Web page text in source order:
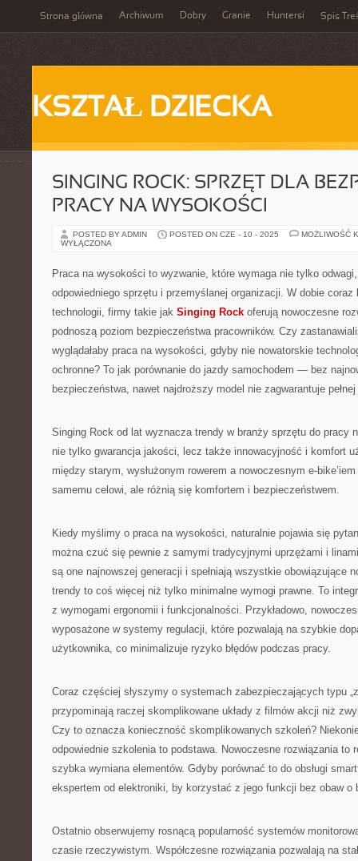
Strona główna Archiwum Dobry Granie Huntersi Spis
KSZTAŁ DZIECKA
SINGING ROCK: SPRZĘT DLA
PRACY NA WYSOKOŚCI
POSTED BY ADMIN POSTED ON CZE - 10 - 2025
MOŻLIWOŚĆ
WYŁĄCZONA
Praca na wysokości to wyzwanie, które wymaga nie tylko
odpowiedniego sprzętu i przemyślanej organizacji. W dobie coraz
technologii, firmy takie jak Singing Rock oferują nowoczesne
podnoszą poziom bezpieczeństwa pracowników. Czy
wyglądałaby praca na wysokości, gdyby nie nowatorskie
ochronne? To jak porównanie do jazdy samochodem — bez
bezpieczeństwa, nawet najdroższy model nie zagwarantuje
Singing Rock od lat wyznacza trendy w branży sprzętu do pracy
nie tylko gwarancja jakości, lecz także innowacyjność i komfort
między starym, wysłużonym rowerem a nowoczesnym e-
samemu celowi, ale różnią się komfortem i bezpieczeństwem.
Kiedy myślimy o praca na wysokości, naturalnie pojawia się
można czuć się pewnie z samymi tradycyjnymi uprzężami i
są one najnowszej generacji i spełniają wszystkie obowiązujące
trendy to coś więcej niż tylko minimalne wymogi prawne. To
z wymogami ergonomii i funkcjonalności. Przykładowo,
wyposażone w systemy regulacji, które pozwalają na szybkie
użytkownika, co minimalizuje ryzyko błędów podczas pracy.
Coraz częściej słyszymy o systemach zabezpieczających typu
przypominają raczej skomplikowane układy z filmów akcji niż
Czy to oznacza konieczność skomplikowanych szkoleń?
odpowiednie szkolenia to podstawa. Nowoczesne rozwiązania to
szybka wymiana elementów. Gdyby porównać to do obsługi
ekspertem od elektroniki, by korzystać z jego funkcji bez obaw o
Ostatnio obserwujemy rosnącą popularność systemów
czasie rzeczywistym. Współczesne rozwiązania pozwalają na